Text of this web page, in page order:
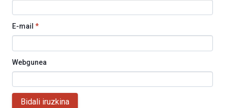
E-mail *
Webgunea
Bidali iruzkina